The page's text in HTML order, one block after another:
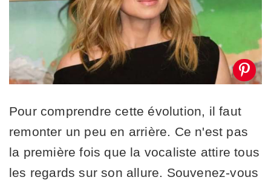
Pour comprendre cette évolution, il faut
remonter un peu en arrière. Ce n'est pas
la première fois que la vocaliste attire tous
les regards sur son allure. Souvenez-vous